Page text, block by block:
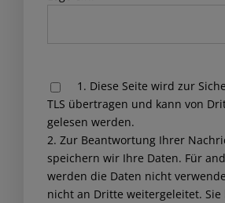
leave
this
field
empty.
1. Diese Seite wird zur
TLS übertragen und kann von
gelesen werden.
2. Zur Beantwortung Ihrer
speichern wir Ihre Daten. Für
werden die Daten nicht
nicht an Dritte weitergeleitet. Sie